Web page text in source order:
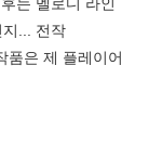
... 전작
품은 제 플레이어